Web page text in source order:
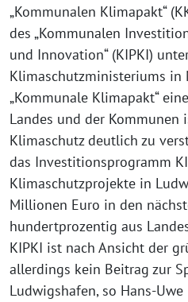
„Kommunalen Klimapakt“
des „Kommunalen
und Innovation“ (KIPKI)
Klimaschutzministeriums in
„Kommunale Klimapakt“
Landes und der Kommunen
Klimaschutz deutlich zu
das Investitionsprogramm
Klimaschutzprojekte in
Millionen Euro in den
hundertprozentig aus
KIPKI ist nach Ansicht der
allerdings kein Beitrag zur
Ludwigshafen, so Hans-Uwe